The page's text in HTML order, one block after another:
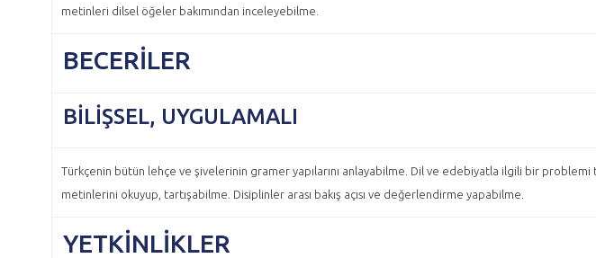
metinleri dilsel öğeler bakımından inceleyebilme.
BECERİLER
BILIŞSEL, UYGULAMALI
Türkçenin bütün lehçe ve şivelerinin gramer yapılarını anlayabilme. Dil ve edebiyatla ilgili bir
metinlerini okuyup, tartışabilme. Disiplinler arası bakış açısı ve değerlendirme yapabilme.
YETKİNLİKLER